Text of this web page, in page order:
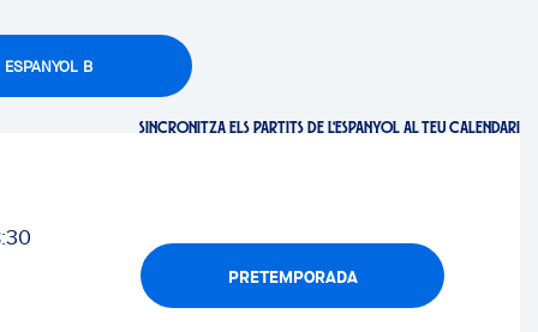
ESPANYOL B
SINCRONITZA ELS PARTITS DE L'ESPANYOL AL TEU CALENDARI
PRETEMPORADA